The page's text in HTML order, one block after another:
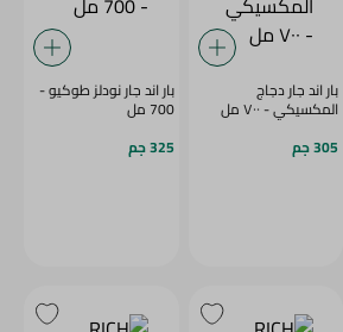
بار اند جار دجاج
المكسيكي - ٧٠٠ مل
305 جم
بار اند جار نودلز طوكيو -
700 مل
325 جم